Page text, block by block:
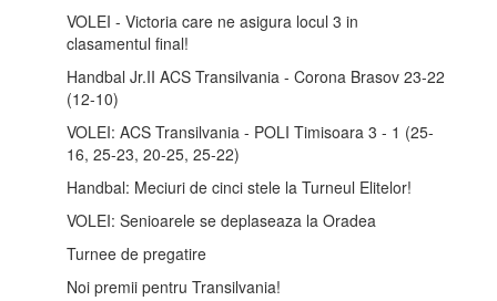
VOLEI - Victoria care ne asigura locul 3 in
clasamentul final!
Handbal Jr.II ACS Transilvania - Corona Brasov 23-22
(12-10)
VOLEI: ACS Transilvania - POLI Timisoara 3 - 1 (25-
16, 25-23, 20-25, 25-22)
Handbal: Meciuri de cinci stele la Turneul Elitelor!
VOLEI: Senioarele se deplaseaza la Oradea
Turnee de pregatire
Noi premii pentru Transilvania!